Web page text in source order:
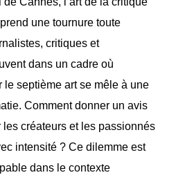
une tournure toute
critiques et
dans un cadre où
le septième art se mêle à une
Comment donner un avis
créateurs et les passionnés
intensité ? Ce dilemme est
dans le contexte